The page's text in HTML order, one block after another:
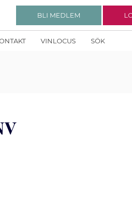
VINLOCUS SÖK
BLI MEDLEM